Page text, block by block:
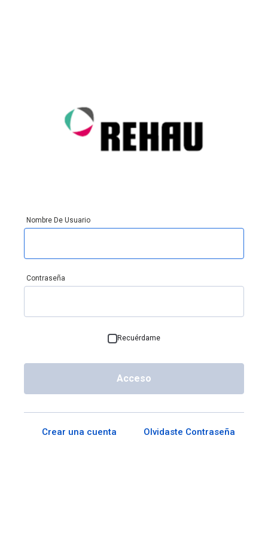
Nombre De Usuario
Contraseña
Recuérdame
Acceso
Crear una cuenta Olvidaste Contraseña